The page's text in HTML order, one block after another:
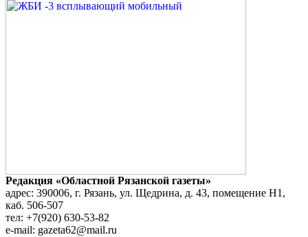
Редакция «Областной Рязанской газеты»
адрес: 390006, г. Рязань, ул. Щедрина, д. 43, помещение Н1,
каб. 506-507
тел: +7(920) 630-53-82
e-mail: gazeta62@mail.ru